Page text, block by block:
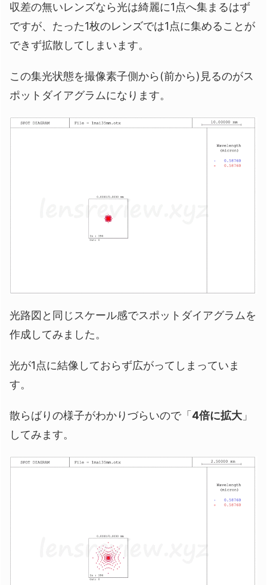
収差の無いレンズなら光は綺麗に1点へ集まるはず
ですが、たった1枚のレンズでは1点に集めることが
できず拡散してしまいます。
この集光状態を撮像素子側から(前から)見るのがス
ポットダイアグラムになります。
光路図と同じスケール感でスポットダイアグラムを
作成してみました。
光が1点に結像しておらず広がってしまっていま
す。
散らばりの様子がわかりづらいので「 4倍に拡大 」
してみます。